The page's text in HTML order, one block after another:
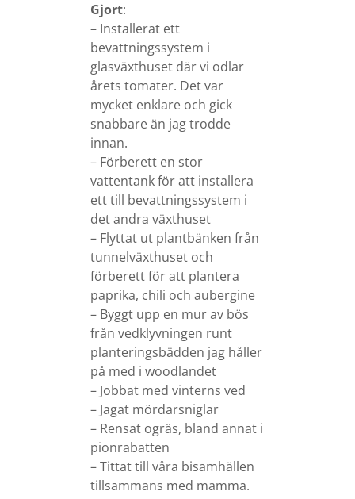
Gjort:
– Installerat ett
bevattningssystem i
glasväxthuset där vi odlar
årets tomater. Det var
mycket enklare och gick
snabbare än jag trodde
innan.
– Förberett en stor
vattentank för att installera
ett till bevattningssystem i
det andra växthuset
– Flyttat ut plantbänken från
tunnelväxthuset och
förberett för att plantera
paprika, chili och aubergine
– Byggt upp en mur av bös
från vedklyvningen runt
planteringsbädden jag håller
på med i woodlandet
– Jobbat med vinterns ved
– Jagat mördarsniglar
– Rensat ogräs, bland annat i
pionrabatten
– Tittat till våra bisamhällen
tillsammans med mamma.